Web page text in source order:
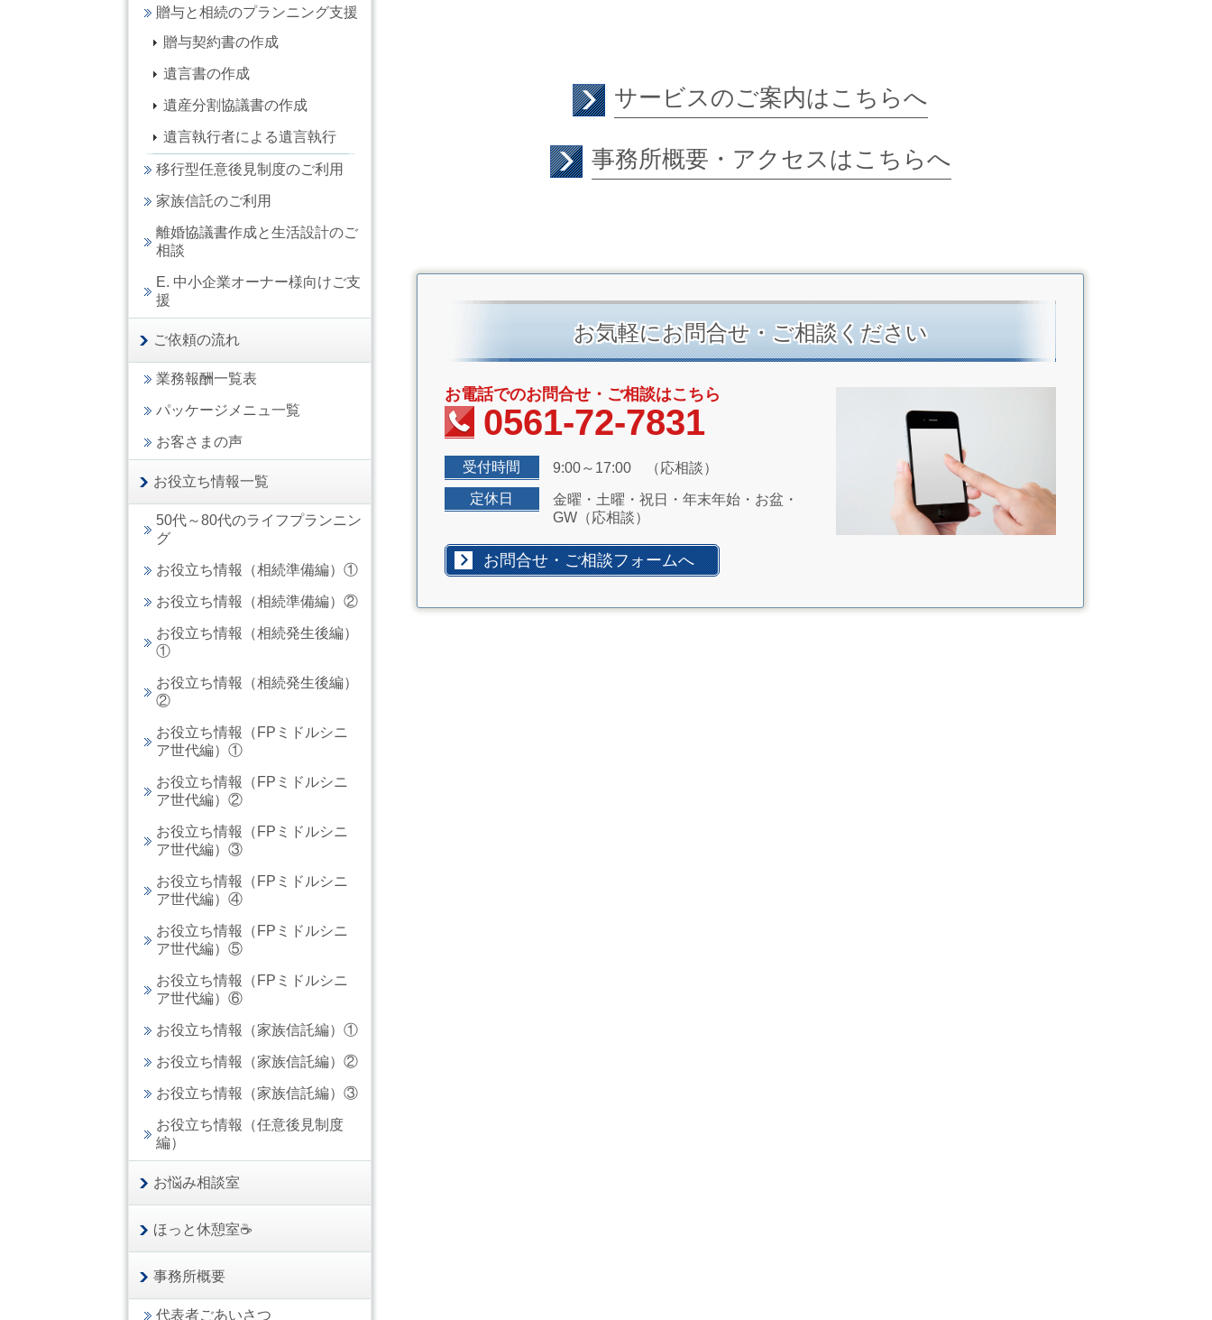
サービスのご案内はこちらへ
事務所概要・アクセスはこちらへ
お気軽にお問合せ・ご相談ください
お電話でのお問合せ・ご相談はこちら
0561-72-7831
受付時間 9:00～17:00 （応相談）
定休日
金曜・土曜・祝日・年末年始・お盆・
GW（応相談）
お問合せ・ご相談フォームへ
贈与と相続のプランニング支援
贈与契約書の作成
遺言書の作成
遺産分割協議書の作成
遺言執行者による遺言執行
移行型任意後見制度のご利用
家族信託のご利用
離婚協議書作成と生活設計のご
相談
E. 中小企業オーナー様向けご支
援
ご依頼の流れ
業務報酬一覧表
パッケージメニュ一覧
お客さまの声
お役立ち情報一覧
50代～80代のライフプランニン
グ
お役立ち情報（相続準備編）①
お役立ち情報（相続準備編）②
お役立ち情報（相続発生後編）
①
お役立ち情報（相続発生後編）
②
お役立ち情報（FPミドルシニ
ア世代編）①
お役立ち情報（FPミドルシニ
ア世代編）②
お役立ち情報（FPミドルシニ
ア世代編）③
お役立ち情報（FPミドルシニ
ア世代編）④
お役立ち情報（FPミドルシニ
ア世代編）⑤
お役立ち情報（FPミドルシニ
ア世代編）⑥
お役立ち情報（家族信託編）①
お役立ち情報（家族信託編）②
お役立ち情報（家族信託編）③
お役立ち情報（任意後見制度
編）
お悩み相談室
ほっと休憩室☕
事務所概要
代表者ごあいさつ